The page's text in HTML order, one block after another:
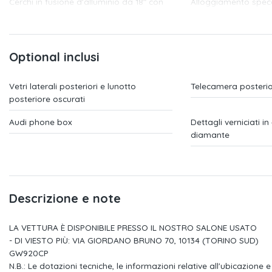
Interfaccia bluetooth
Fari anteriori e
con audi connect remote &
assistenza adattivo
Hill-hold assist (assistente per partenze
in salita)
schermabile
Sistema start &
indicazione della
Regolazione manuale dei sedili
Optional inclusi
Vetri laterali posteriori e lunotto
posteriore oscurati
Telecamera
Audi phone box
Dettagli verniciati
diamante
Descrizione e note
LA VETTURA È DISPONIBILE PRESSO IL NOSTRO SALONE USATO
- DI VIESTO PIÙ: VIA GIORDANO BRUNO 70, 10134 (TORINO SUD)
GW920CP
N.B.: Le dotazioni tecniche, le informazioni relative all'ubicazione